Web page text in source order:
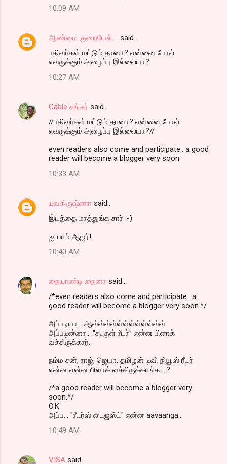
10:09 AM
ஆண்மை குறையேல்....
said…
ப‌திவ‌ர்க‌ள் ம‌ட்டும் தானா? என்னை போல்
எவ‌ருக்கும் அழைப்பு இல்லையா?
10:27 AM
Cable சங்கர் said…
//ப‌திவ‌ர்க‌ள் ம‌ட்டும் தானா? என்னை போல்
எவ‌ருக்கும் அழைப்பு இல்லையா?//
even readers also come and participate.. a good
reader will become a blogger very soon.
10:33 AM
யுவகிருஷ்ணா said…
இடத்தை மாத்துங்க சார் :-)
ஐ யாம் ஆஜர்!
10:40 AM
நையாண்டி நைனா said…
/*even readers also come and participate.. a
good reader will become a blogger very soon.*/
அப்படியா... ஆவ்வ்வ்வ்வ்வ்வ்வ்வ்வ்வ்வ்
அப்படின்னா... "கூகுள் ரீடர்" என்ன பிளாக்
வச்சிருக்கார்.
நம்ம சன், ராஜ், ஜெயா, தமிழன் டிவி நியூஸ் ரீடர்
என்ன என்ன பிளாக் வச்சிருக்காங்க... ?
/*a good reader will become a blogger very
soon.*/
O.K.
அப்ப... "ரீடர்ஸ் டைஜஸ்ட்" என்ன aavaanga...
10:49 AM
VISA said…